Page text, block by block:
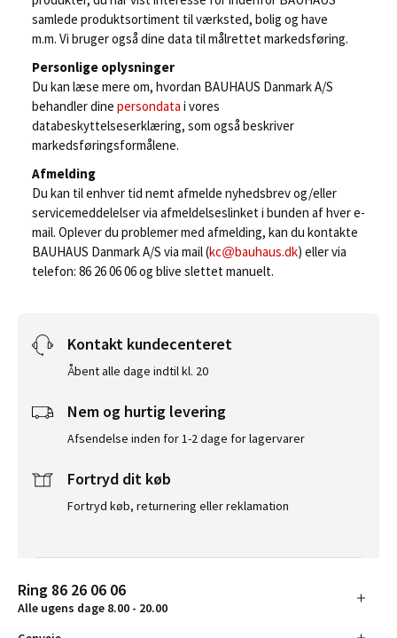
samlede produktsortiment til værksted, bolig og have
m.m. Vi bruger også dine data til målrettet markedsføring.
Personlige oplysninger
Du kan læse mere om, hvordan BAUHAUS Danmark A/S
behandler dine persondata i vores
databeskyttelseserklæring, som også beskriver
markedsføringsformålene.
Afmelding
Du kan til enhver tid nemt afmelde nyhedsbrev og/eller
servicemeddelelser via afmeldelseslinket i bunden af hver e-
mail. Oplever du problemer med afmelding, kan du kontakte
BAUHAUS Danmark A/S via mail (kc@bauhaus.dk) eller via
telefon: 86 26 06 06 og blive slettet manuelt.
Kontakt kundecenteret
Åbent alle dage indtil kl. 20
Nem og hurtig levering
Afsendelse inden for 1-2 dage for lagervarer
Fortryd dit køb
Fortryd køb, returnering eller reklamation
Ring 86 26 06 06
Alle ugens dage 8.00 - 20.00